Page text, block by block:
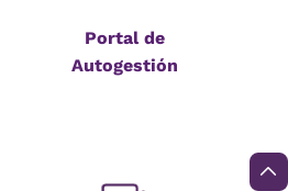
Portal de
Autogestión